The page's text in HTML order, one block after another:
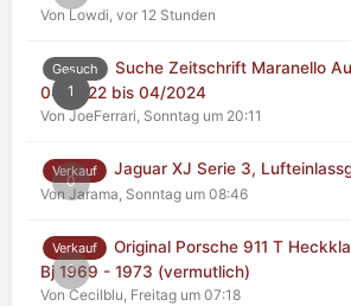
Von Lowdi, vor 12 Stunden
1
Gesuch
Suche Zeitschrift Maranello
04/2022 bis 04/2024
Von JoeFerrari, Sonntag um 20:11
0
Verkauf Jaguar XJ Serie 3,
Von Jarama, Sonntag um 08:46
0
Verkauf
Original Porsche 911 T
Bj 1969 - 1973 (vermutlich)
Von Cecilblu, Freitag um 07:18